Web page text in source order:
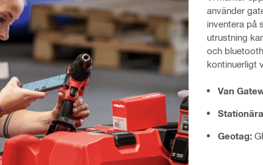
använder
inventera på
utrustning
och
kontinuerligt
Van
Geotag: